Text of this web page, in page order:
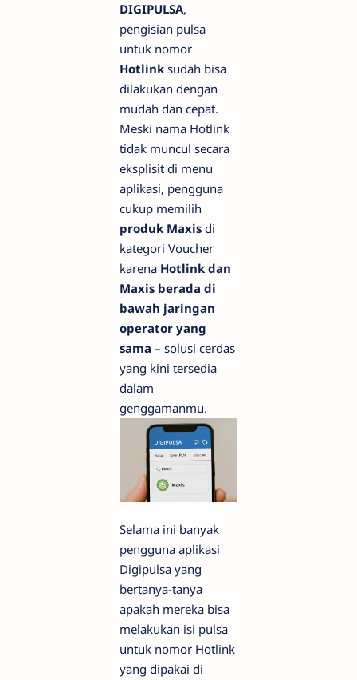
DIGIPULSA,
pengisian pulsa
untuk nomor
Hotlink sudah bisa
dilakukan dengan
mudah dan cepat.
Meski nama Hotlink
tidak muncul secara
eksplisit di menu
aplikasi, pengguna
cukup memilih
produk Maxis di
kategori Voucher
karena Hotlink dan
Maxis berada di
bawah jaringan
operator yang
sama – solusi cerdas
yang kini tersedia
dalam
genggamanmu.
Selama ini banyak
pengguna aplikasi
Digipulsa yang
bertanya-tanya
apakah mereka bisa
melakukan isi pulsa
untuk nomor Hotlink
yang dipakai di